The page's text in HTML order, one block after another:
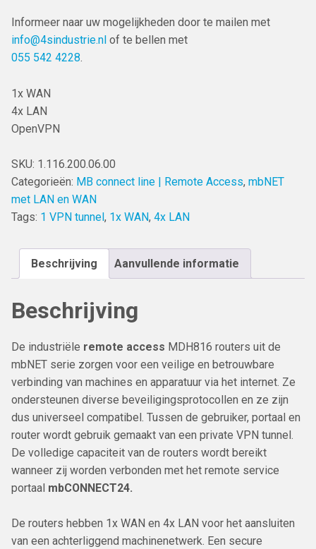
Informeer naar uw mogelijkheden door te mailen met
info@4sindustrie.nl of te bellen met
055 542 4228.
1x WAN
4x LAN
OpenVPN
SKU: 1.116.200.06.00
Categorieën: MB connect line | Remote Access, mbNET
met LAN en WAN
Tags: 1 VPN tunnel, 1x WAN, 4x LAN
Beschrijving Aanvullende informatie
Beschrijving
De industriële remote access MDH816 routers uit de
mbNET serie zorgen voor een veilige en betrouwbare
verbinding van machines en apparatuur via het internet. Ze
ondersteunen diverse beveiligingsprotocollen en ze zijn
dus universeel compatibel. Tussen de gebruiker, portaal en
router wordt gebruik gemaakt van een private VPN tunnel.
De volledige capaciteit van de routers wordt bereikt
wanneer zij worden verbonden met het remote service
portaal mbCONNECT24.
De routers hebben 1x WAN en 4x LAN voor het aansluiten
van een achterliggend machinenetwerk. Een secure